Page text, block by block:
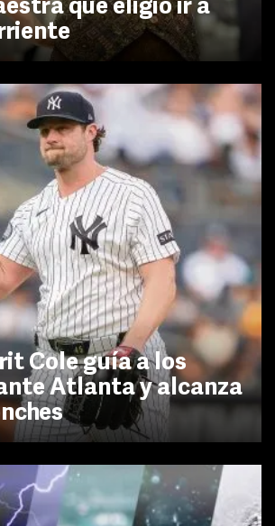
que eligió ir a
Cole guía a los
Atlanta y alcanza